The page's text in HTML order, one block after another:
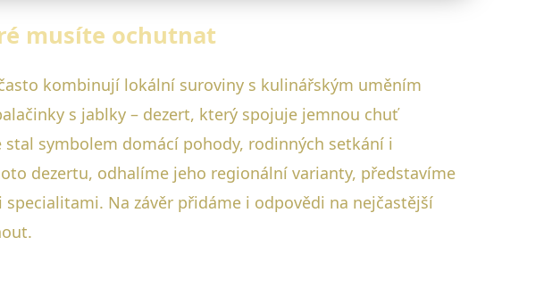
musíte ochutnat
kombinují lokální suroviny s kulinářským uměním
s jablky – dezert, který spojuje jemnou chuť
symbolem domácí pohody, rodinných setkání i
dezertu, odhalíme jeho regionální varianty, představíme
Na závěr přidáme i odpovědi na nejčastější